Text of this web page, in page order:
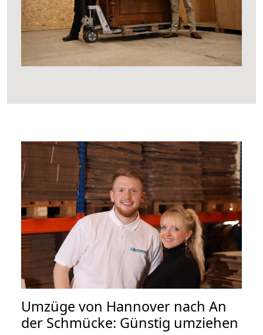
Umzüge von Hannover nach An
der Schmücke: Günstig umziehen